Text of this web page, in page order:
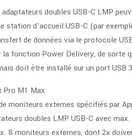
adaptateurs doubles USB-C LMP
station d'accueil USB-C (par
de données via le protocole
la fonction Power Delivery, de sorte
doit être installé sur un port
Pro M1 Max
moniteurs externes spécifiés par
doubles LMP USB-C avec
8 moniteurs externes, dont 2x